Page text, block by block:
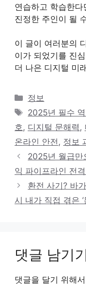
연습하고 학습한
진정한 주인이 될
이 글이 여러분의
이가 되었기를 진
더 나은 디지털 미
카
테
리
정보
태
그
2025년 필수
호, 디지털 문해력,
온라인 안전, 정보
2025년 월급만
익 파이프라인 전
환전 사기? 바
시 내가 직접 겪은
댓글 남기
댓글을 달기 위해